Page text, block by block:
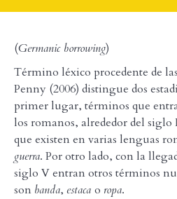
(Germanic borrowing)
Término léxico procedente de
Penny (2006) distingue dos
primer lugar, términos que
los romanos, alrededor del
que existen en varias lenguas
guerra. Por otro lado, con la
siglo V entran otros términos
son banda, estaca o ropa.